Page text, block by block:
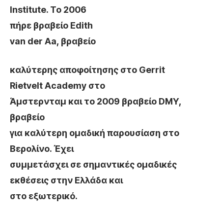
Institute. To 2006
πήρε βραβείο Edith
van der Aa, βραβείο
καλύτερης αποφοίτησης στο Gerrit
Rietvelt Academy στο
Άμστερνταμ και το 2009 βραβείο DMY,
βραβείο
για καλύτερη ομαδική παρουσίαση στο
Βερολίνο. Έχει
συμμετάσχει σε σημαντικές ομαδικές
εκθέσεις στην Ελλάδα και
στο εξωτερικό.